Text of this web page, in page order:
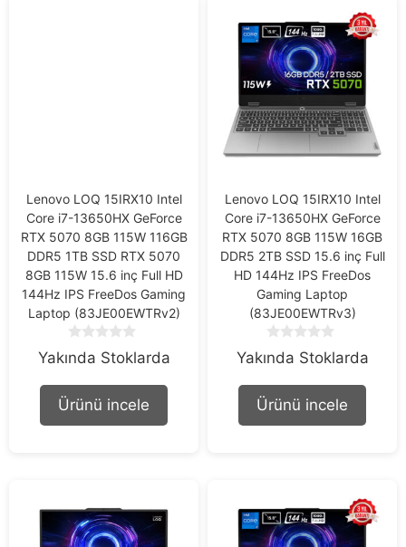
Lenovo LOQ 15IRX10 Intel
Core i7-13650HX GeForce
RTX 5070 8GB 115W 116GB
DDR5 1TB SSD RTX 5070
8GB 115W 15.6 inç Full HD
144Hz IPS FreeDos Gaming
Laptop (83JE00EWTRv2)
o
o
f
Yakında Stoklarda
Ürünü incele
Lenovo LOQ 15IRX10 Intel
Core i7-13650HX GeForce
RTX 5070 8GB 115W 16GB
DDR5 2TB SSD 15.6 inç Full
HD 144Hz IPS FreeDos
Gaming Laptop
(83JE00EWTRv3)
o
o
f
Yakında Stoklarda
Ürünü incele